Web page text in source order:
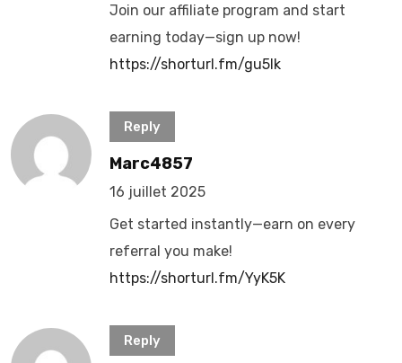
Join our affiliate program and start
earning today—sign up now!
https://shorturl.fm/gu5Ik
Reply
Marc4857
16 juillet 2025
Get started instantly—earn on every
referral you make!
https://shorturl.fm/YyK5K
Reply